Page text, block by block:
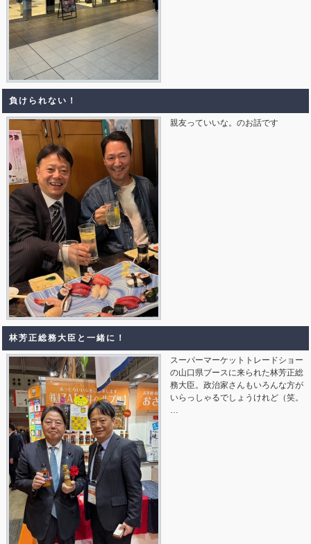
負けられない！
親友っていいな。のお話です
林芳正総務大臣と一緒に！
スーパーマーケットトレードショー
の山口県ブースに来られた林芳正総
務大臣。政治家さんもいろんな方が
いらっしゃるでしょうけれど（笑。
…